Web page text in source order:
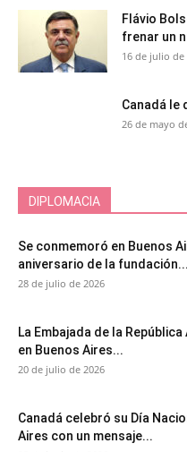
Flávio
frenar un
16 de julio de
Canadá le
26 de mayo
DIPLOMACIA
Se conmemoró en Buenos
aniversario de la fundación...
28 de julio de 2026
La Embajada de la
en Buenos Aires...
20 de julio de 2026
Canadá celebró su Día
Aires con un mensaje...